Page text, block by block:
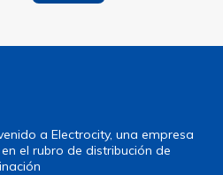
a Electrocity, una empresa
el rubro de distribución de